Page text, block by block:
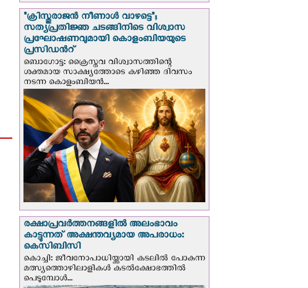
"ക്രിസ്തുരാജന്‍ നീണാള്‍ വാഴട്ടെ";
സത്യപ്രതിജ്ഞ ചടങ്ങിനിടെ വിശ്വാസ
പ്രഘോഷണവുമായി കൊളംബിയയുടെ
പ്രസിഡന്‍റ്
ബൊഗോട്ട: ക്രൈസ്തവ വിശ്വാസത്തിന്റെ
ശക്തമായ സാക്ഷ്യത്തോടെ കഴിഞ്ഞ ദിവസം
നടന്ന കൊളംബിയന്‍...
രക്ഷാപ്രവര്‍ത്തനങ്ങളില്‍ അലംഭാവം
കാട്ടുന്നത് അക്ഷന്തവ്യമായ അപരാധം:
കെസിബിസി
കൊച്ചി: ജീവനോപാധിയ്ക്കായി കടലില്‍ പോകുന്ന
മത്സ്യത്തൊഴിലാളികള്‍ കടല്‍ക്ഷോഭത്തില്‍
പെടുമ്പോള്‍...